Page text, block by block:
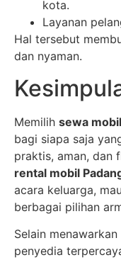
kota.
Layanan
Hal tersebut
dan nyaman.
Memilih sewa
bagi siapa saja
praktis, aman, dan
rental mobil
acara keluarga,
berbagai pilihan
Selain menawarkan
penyedia